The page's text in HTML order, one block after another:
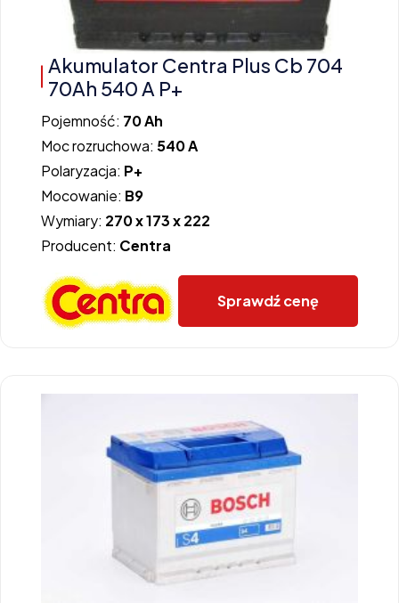
Akumulator Centra Plus Cb 704
70Ah 540 A P+
Pojemność: 70 Ah
Moc rozruchowa: 540 A
Polaryzacja: P+
Mocowanie: B9
Wymiary: 270 x 173 x 222
Producent: Centra
Sprawdź cenę